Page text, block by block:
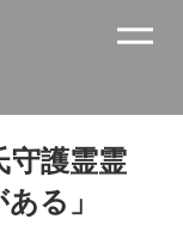
護霊霊
る」